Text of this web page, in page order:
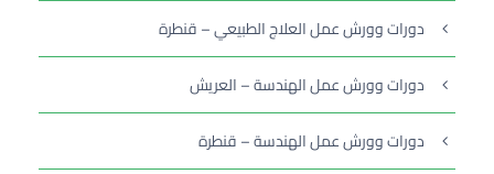
دورات وورش عمل العلاج الطبيعي – قنطرة
دورات وورش عمل الهندسة – العريش
دورات وورش عمل الهندسة – قنطرة